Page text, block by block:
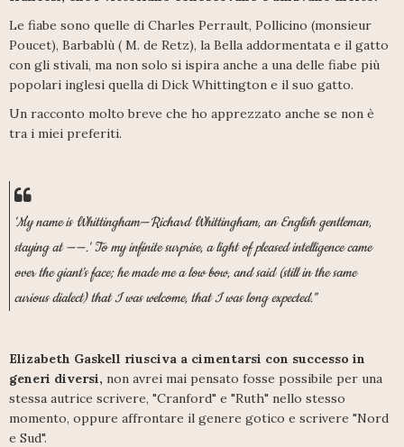
Le fiabe sono quelle di Charles Perrault, Pollicino (monsieur
Poucet), Barbablù ( M. de Retz), la Bella addormentata e il gatto
con gli stivali, ma non solo si ispira anche a una delle fiabe più
popolari inglesi quella di Dick Whittington e il suo gatto.
Un racconto molto breve che ho apprezzato anche se non è
tra i miei preferiti.
'My name is Whittingham—Richard Whittingham, an English gentleman,
staying at ——.' To my infinite surprise, a light of pleased intelligence came
over the giant's face; he made me a low bow, and said (still in the same
curious dialect) that I was welcome, that I was long expected."
Elizabeth Gaskell riusciva a cimentarsi con successo in
generi diversi, non avrei mai pensato fosse possibile per una
stessa autrice scrivere, "Cranford" e "Ruth" nello stesso
momento, oppure affrontare il genere gotico e scrivere "Nord
e Sud".